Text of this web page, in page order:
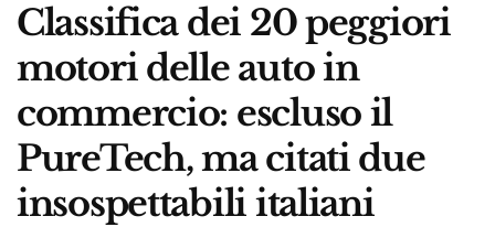
Classifica dei 20 peggiori
motori delle auto in
commercio: escluso il
PureTech, ma citati due
insospettabili italiani